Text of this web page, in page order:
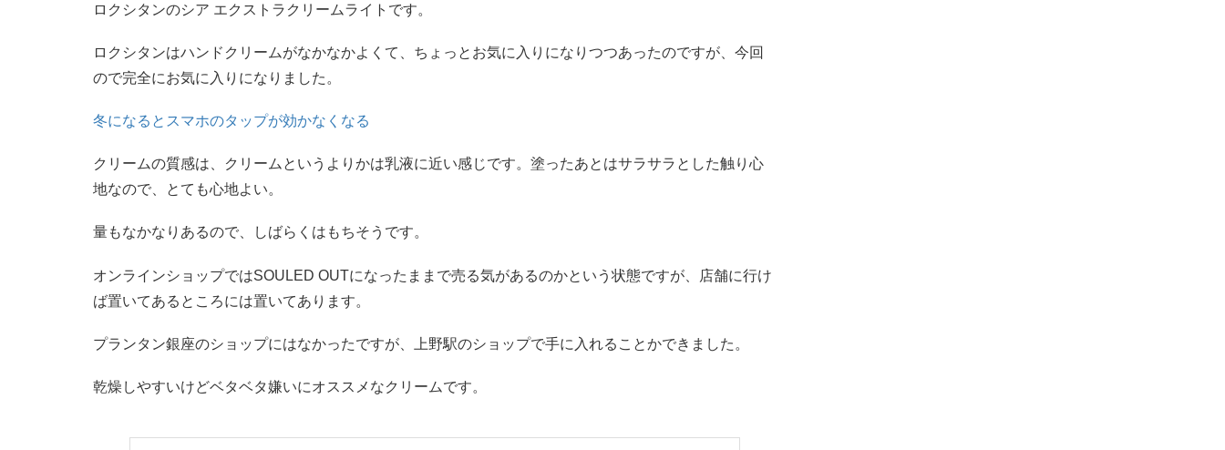
ロクシタンのシア エクストラクリームライトです。
ロクシタンはハンドクリームがなかなかよくて、ちょっとお気に入りになりつつあったのですが、今回
ので完全にお気に入りになりました。
冬になるとスマホのタップが効かなくなる
クリームの質感は、クリームというよりかは乳液に近い感じです。塗ったあとはサラサラとした触り心
地なので、とても心地よい。
量もなかなりあるので、しばらくはもちそうです。
オンラインショップではSOULED OUTになったままで売る気があるのかという状態ですが、店舗に行け
ば置いてあるところには置いてあります。
プランタン銀座のショップにはなかったですが、上野駅のショップで手に入れることかできました。
乾燥しやすいけどベタベタ嫌いにオススメなクリームです。